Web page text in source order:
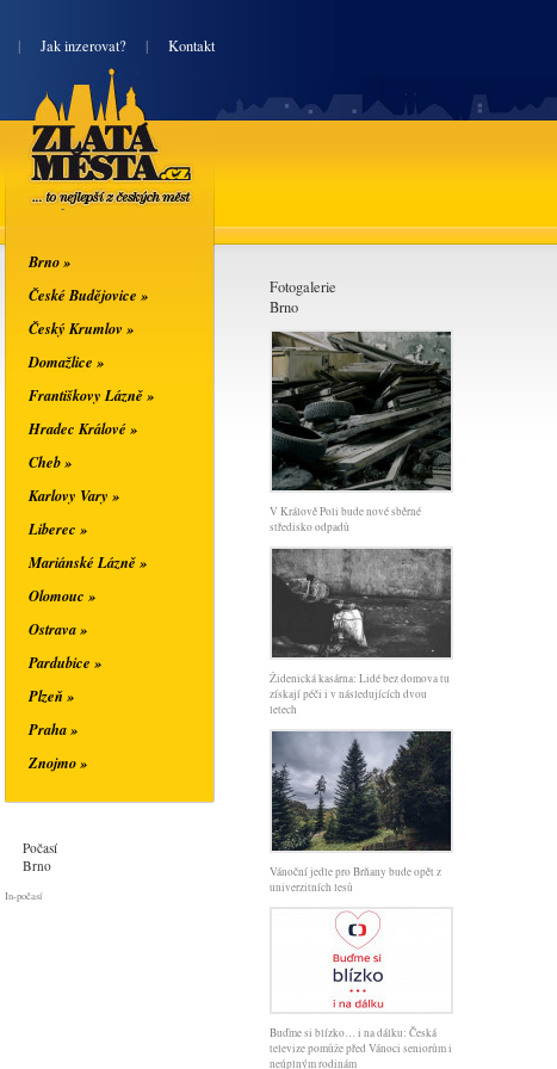
| Jak inzerovat? | Kontakt
Fotogalerie
Brno
V Králově Poli bude nové sběrné
středisko odpadů
Židenická kasárna: Lidé bez domova tu
získají péči i v následujících dvou
letech
Vánoční jedle pro Brňany bude opět z
univerzitních lesů
Buďme si blízko… i na dálku: Česká
televize pomůže před Vánoci seniorům i
neúplným rodinám
Zlatá města
... to nejlepší z
českých měst
Brno »
České Budějovice »
Český Krumlov »
Domažlice »
Františkovy Lázně »
Hradec Králové »
Cheb »
Karlovy Vary »
Liberec »
Mariánské Lázně »
Olomouc »
Ostrava »
Pardubice »
Plzeň »
Praha »
Znojmo »
Počasí
Brno
In-počasí